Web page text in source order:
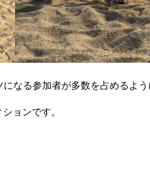
なる参加者が多数を占めるよ
ョンです。